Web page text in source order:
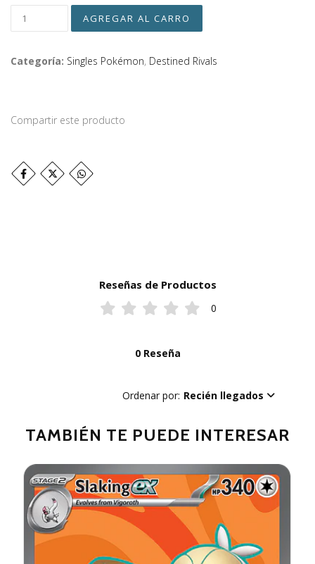
Categoría: Singles Pokémon, Destined Rivals
Compartir este producto
Reseñas de Productos
0
0 Reseña
Ordenar por: Recién llegados
TAMBIÉN TE PUEDE INTERESAR